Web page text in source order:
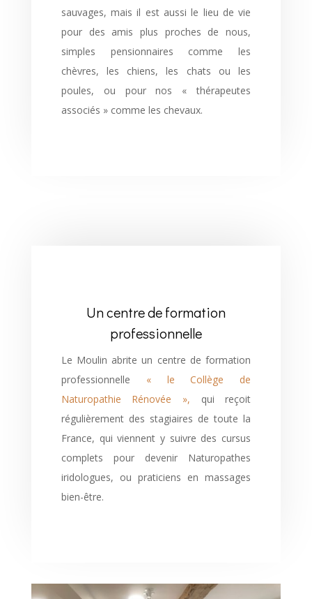
sauvages, mais il est aussi le lieu de vie
pour des amis plus proches de nous,
simples pensionnaires comme les
chèvres, les chiens, les chats ou les
poules, ou pour nos « thérapeutes
associés » comme les chevaux.
Un centre de formation
professionnelle
Le Moulin abrite un centre de formation
professionnelle « le Collège de
Naturopathie Rénovée », qui reçoit
régulièrement des stagiaires de toute la
France, qui viennent y suivre des cursus
complets pour devenir Naturopathes
iridologues, ou praticiens en massages
bien-être.